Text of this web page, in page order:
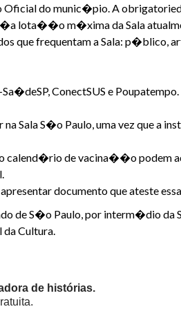
do munic�pio. A
lota��o m�xima da Sala
que frequentam a Sala: p�blico,
ConectSUS e Poupatempo.
Sala S�o Paulo, uma vez que a
calend�rio de vacina��o podem
documento que ateste
de S�o Paulo, por interm�dio da
Cultura.
de histórias.